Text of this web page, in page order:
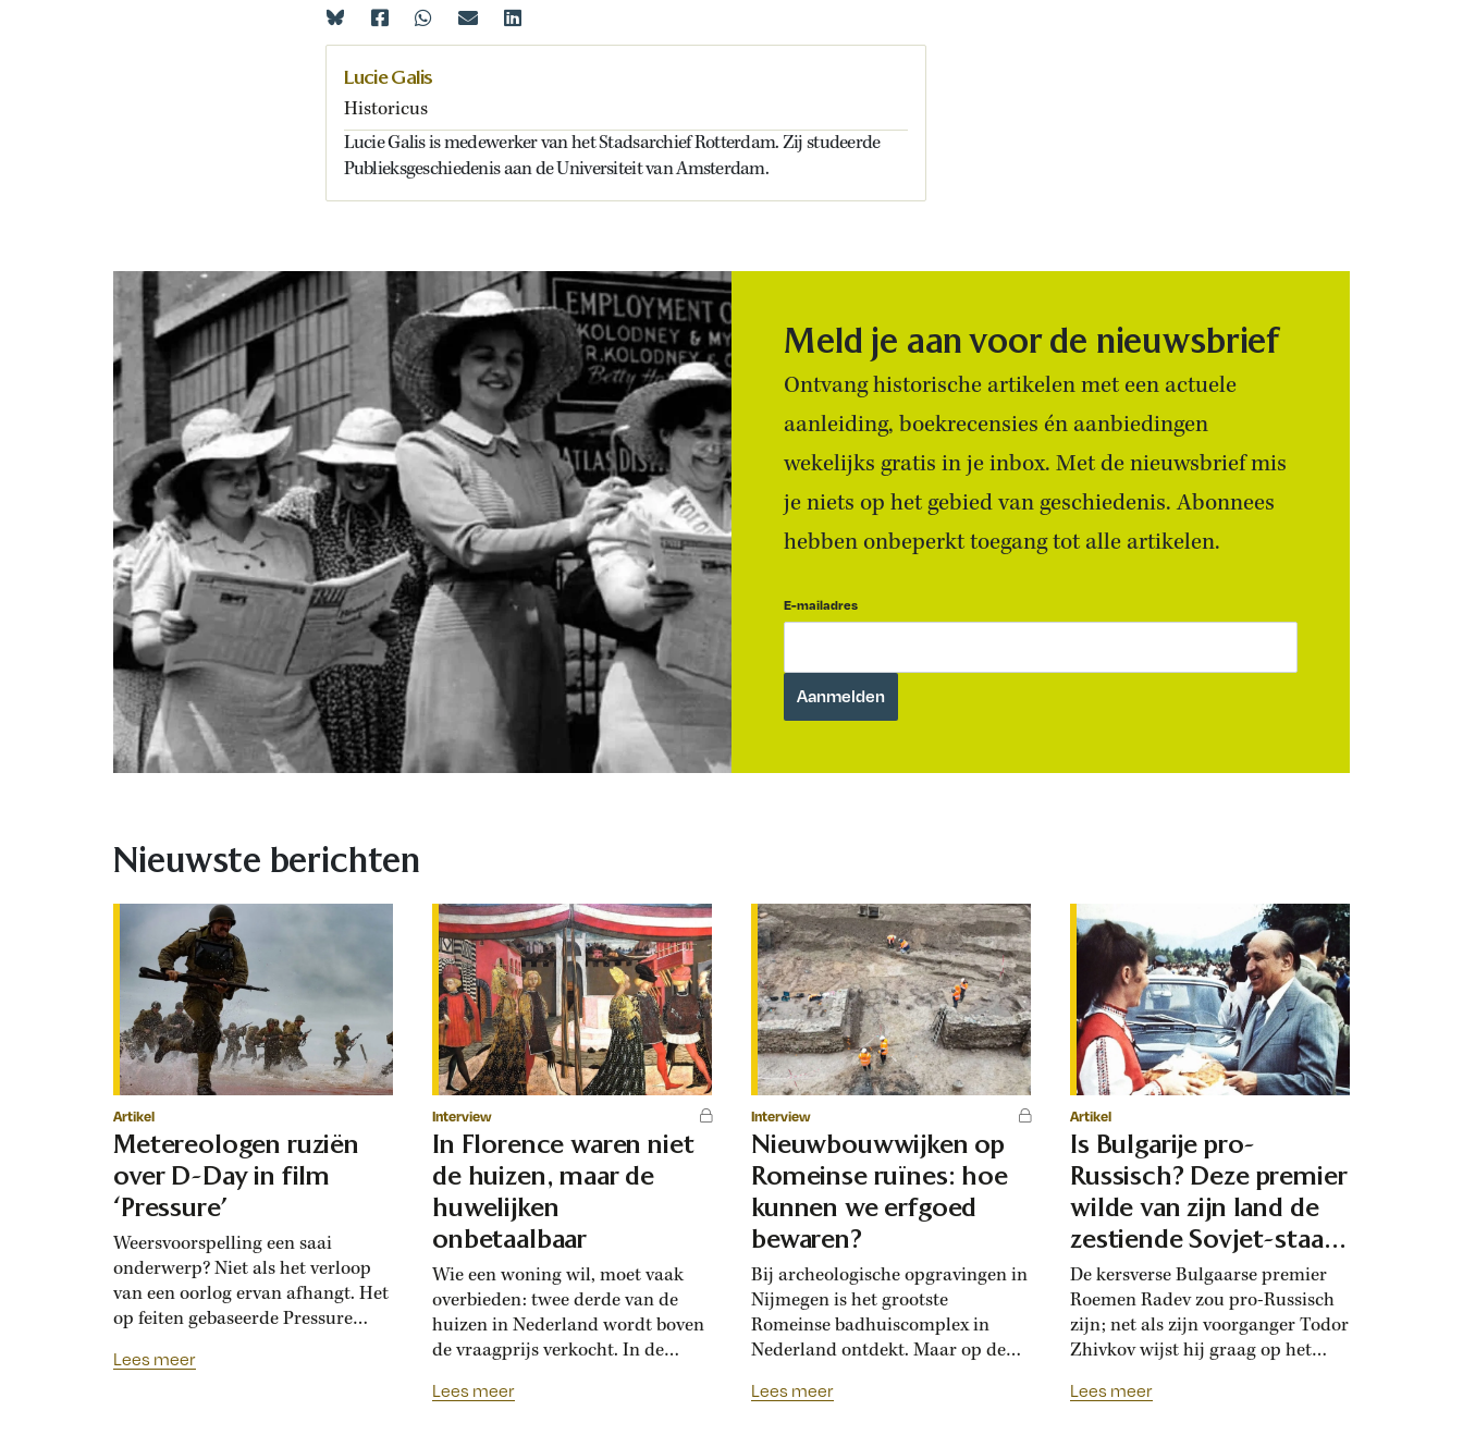
Lucie Galis
Historicus
Lucie Galis is medewerker van het Stadsarchief Rotterdam. Zij studeerde
Publieksgeschiedenis aan de Universiteit van Amsterdam.
Meld je aan voor de nieuwsbrief
Ontvang historische artikelen met een actuele
aanleiding, boekrecensies én aanbiedingen
wekelijks gratis in je inbox. Met de nieuwsbrief mis
je niets op het gebied van geschiedenis. Abonnees
hebben onbeperkt toegang tot alle artikelen.
E-mailadres
Nieuwste berichten
Artikel
Metereologen ruziën
over D-Day in film
‘Pressure’
Weersvoorspelling een saai
onderwerp? Niet als het verloop
van een oorlog ervan afhangt. Het
op feiten gebaseerde Pressure
tussen geallieerde meteorologen
Lees meer
Interview
In Florence waren niet
de huizen, maar de
huwelijken
onbetaalbaar
Wie een woning wil, moet vaak
overbieden: twee derde van de
huizen in Nederland wordt boven
de vraagprijs verkocht. In de
ook last van overbiedingsgekte:
Lees meer
Interview
Nieuwbouwwijken op
Romeinse ruïnes: hoe
kunnen we erfgoed
bewaren?
Bij archeologische opgravingen in
Nijmegen is het grootste
Romeinse badhuiscomplex in
Nederland ontdekt. Maar op de
binnenkort een nieuwe woonwijk
Lees meer
Artikel
Is Bulgarije pro-
Russisch? Deze premier
wilde van zijn land de
zestiende Sovjet-staat
maken
De kersverse Bulgaarse premier
Roemen Radev zou pro-Russisch
zijn; net als zijn voorganger Todor
Zhivkov wijst hij graag op het
1878. Die vroegere premier was zo
Lees meer